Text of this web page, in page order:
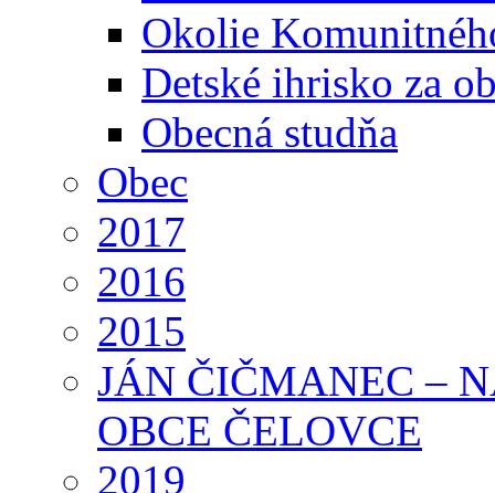
Okolie
Detské ihrisko za
Obecná studňa
Obec
2017
2016
2015
JÁN ČIČMANEC –
OBCE ČELOVCE
2019